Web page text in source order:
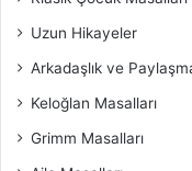
Uzun Hikayeler
Arkadaşlık ve
Keloğlan Masalları
Grimm Masalları